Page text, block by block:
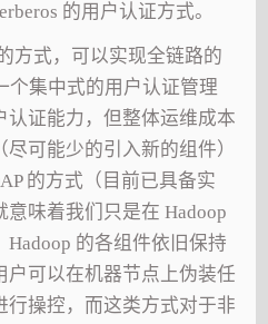
的用户认证方式。
方式，可以实现全链路的
个集中式的用户认证管理
认证能力，但整体运维成本
可能少的引入新的组件）
的方式（目前已具备实
味着我们只是在 Hadoop
的各组件依旧保持
户可以在机器节点上伪装任
行操控，而这类方式对于非